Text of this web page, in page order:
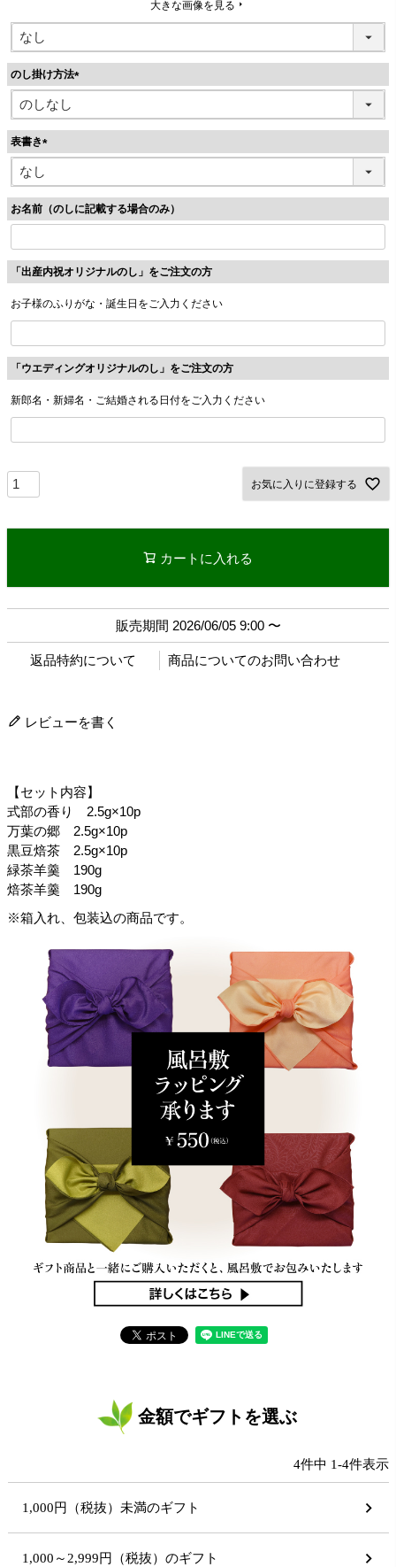
大きな画像を見る
のし掛け方法
(
表書き
(
必
お名前（のしに記載する場合のみ）
「出産内祝オリジナルのし」をご注文の方
お子様のふりがな・誕生日をご入力ください
「ウエディングオリジナルのし」をご注文の方
新郎名・新婦名・ご結婚される日付をご入力ください
お気に入りに登録する
カートに入れる
販売期間 2026/06/05 9:00 〜
返品特約について 商品についてのお問い合わせ
レビューを書く
【セット内容】
式部の香り 2.5g×10p
万葉の郷 2.5g×10p
黒豆焙茶 2.5g×10p
緑茶羊羹 190g
焙茶羊羹 190g
※箱入れ、包装込の商品です。
金額でギフトを選ぶ
4件中 1-4件表示
1,000円（税抜）未満のギフト
1,000～2,999円（税抜）のギフト